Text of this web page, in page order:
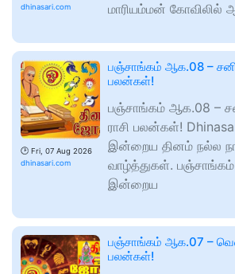
dhinasari.com
மாரியம்மன் கோவிலில்
🕑 Fri, 07 Aug 2026
dhinasari.com
பஞ்சாங்கம் ஆக.08 –
பலன்கள்!
பஞ்சாங்கம் ஆக.08 –
ராசி பலன்கள்!
இன்றைய தினம் நல்ல
வாழ்த்துகள்.
இன்றைய
பஞ்சாங்கம் ஆக.07 –
பலன்கள்!